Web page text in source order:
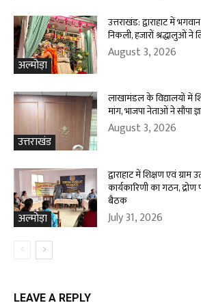
अल्मोड़ा
उत्तराखंड: द्वाराहाट में
निकली, हजारों श्रद्धालुओं ने
August 3, 2026
उत्तराखंड
लाखामंडल के विद्यालयों में
मांग, भाजपा नेताओं ने सौंपा
August 3, 2026
अल्मोड़ा
द्वाराहाट में शिक्षण एवं ग्राम
कार्यकारिणी का गठन,
बैठक
July 31, 2026
LEAVE A REPLY